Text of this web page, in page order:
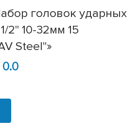
головок ударных
2" 10-32мм 15
Steel"»
0.0